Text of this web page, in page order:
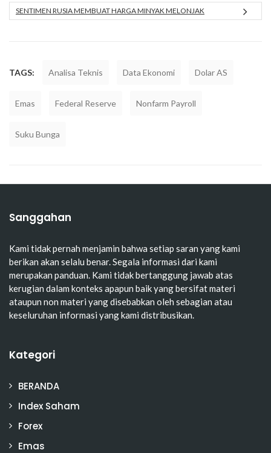
SENTIMEN RUSIA MEMBUAT HARGA MINYAK MELONJAK
TAGS: Analisa Teknis Data Ekonomi Dolar AS
Emas Federal Reserve Nonfarm Payroll
Suku Bunga
Sanggahan
Kami tidak pernah menjamin bahwa setiap saran yang kami
berikan akan selalu benar. Segala informasi dari kami
merupakan panduan. Kami tidak bertanggung jawab atas
kerugian dalam konteks apapun baik yang bersifat materi
ataupun non materi yang disebabkan oleh sebagian atau
keseluruhan informasi yang kami distribusikan.
Kategori
BERANDA
Index Saham
Forex
Emas